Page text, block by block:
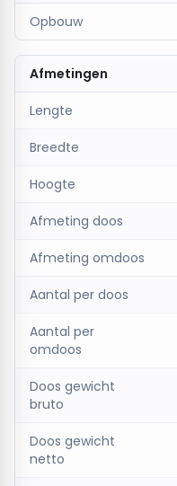
Opbouw
Afmetingen
Lengte
Breedte
Hoogte
Afmeting doos
Afmeting omdoos
Aantal per doos
Aantal per
omdoos
Doos gewicht
bruto
Doos gewicht
netto